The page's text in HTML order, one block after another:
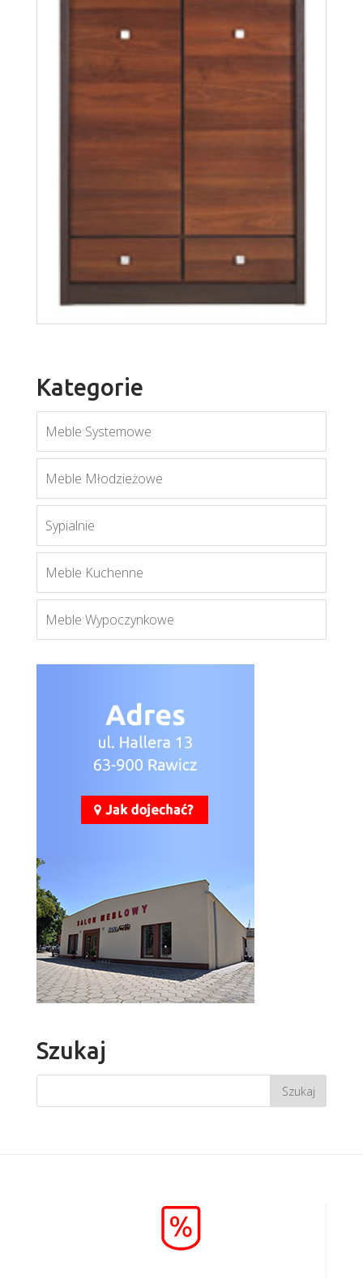
Forrest FR9
Kategorie
Meble Systemowe
Meble Młodzieżowe
Sypialnie
Meble Kuchenne
Meble Wypoczynkowe
Szukaj